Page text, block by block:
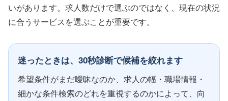
いがあります。求人数だけで選ぶのではなく、現在の状況
に合うサービスを選ぶことが重要です。
迷ったときは、30秒診断で候補を絞れます
希望条件がまだ曖昧なのか、求人の幅・職場情報・
細かな条件検索のどれを重視するのかによって、向